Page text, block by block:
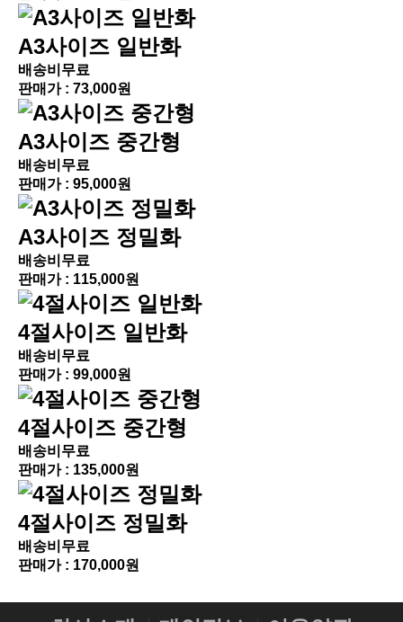
A3사이즈 일반화
배송비무료
판매가 : 73,000원
A3사이즈 중간형
배송비무료
판매가 : 95,000원
A3사이즈 정밀화
배송비무료
판매가 : 115,000원
4절사이즈 일반화
배송비무료
판매가 : 99,000원
4절사이즈 중간형
배송비무료
판매가 : 135,000원
4절사이즈 정밀화
배송비무료
판매가 : 170,000원